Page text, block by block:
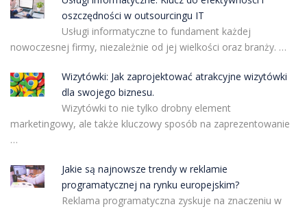
oszczędności w outsourcingu IT
Usługi informatyczne to fundament każdej
nowoczesnej firmy, niezależnie od jej wielkości oraz branży. …
Wizytówki: Jak zaprojektować atrakcyjne wizytówki
dla swojego biznesu.
Wizytówki to nie tylko drobny element
marketingowy, ale także kluczowy sposób na zaprezentowanie
…
Jakie są najnowsze trendy w reklamie
programatycznej na rynku europejskim?
Reklama programatyczna zyskuje na znaczeniu w